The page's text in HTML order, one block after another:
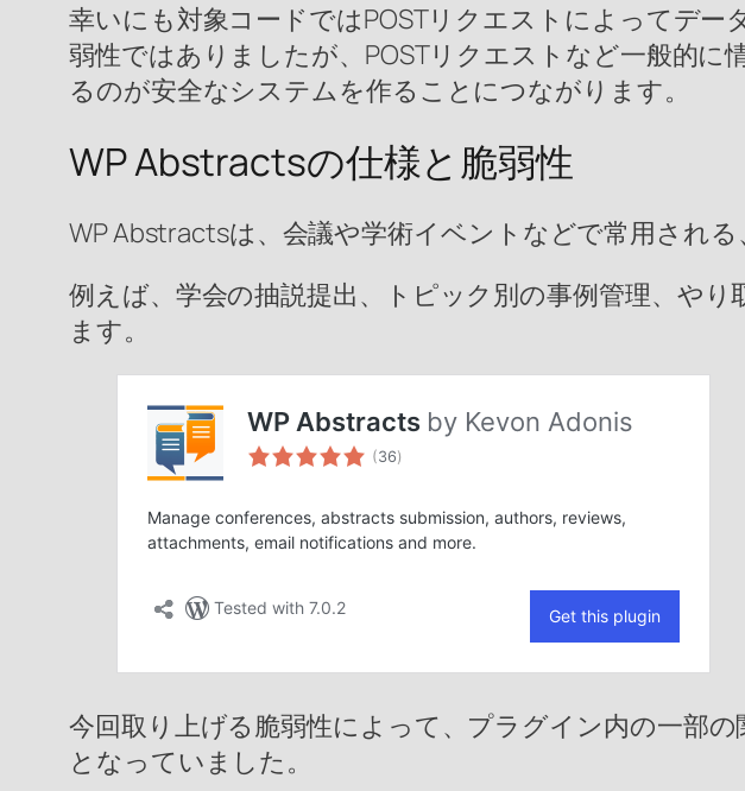
幸いにも対象コードではPOSTリクエストによってデ
弱性ではありましたが、POSTリクエストなど一般的に
るのが安全なシステムを作ることにつながります。
WP Abstractsの仕様と脆弱性
WP Abstractsは、会議や学術イベントなどで常用され
例えば、学会の抽説提出、トピック別の事例管理、や
ます。
今回取り上げる脆弱性によって、プラグイン内の一部
となっていました。